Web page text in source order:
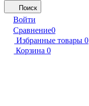
Поиск
Войти
Сравнение0
Избранные товары 0
Корзина 0